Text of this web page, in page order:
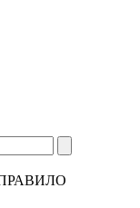
ПРАВИЛО